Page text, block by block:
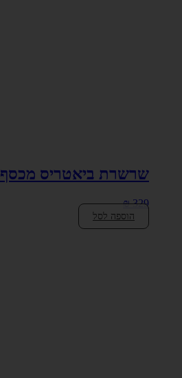
שרשרת ביאטריס מכסף 925 אופל
₪329
הוספה לסל